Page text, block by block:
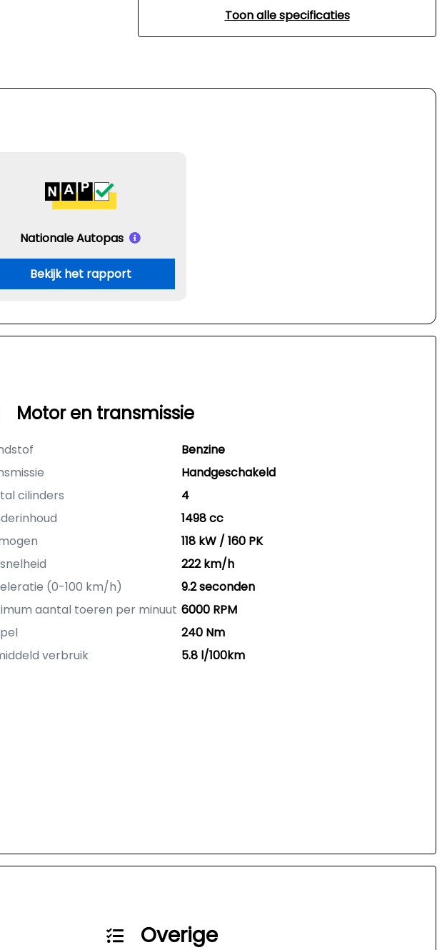
Toon alle specificaties
Nationale Autopas
Bekijk het rapport
Motor en transmissie
Benzine
Handgeschakeld
cilinders
4
1498 cc
118 kW / 160 PK
222 km/h
(0-100 km/h)
9.2 seconden
aantal toeren per minuut 6000 RPM
240 Nm
verbruik
5.8 l/100km
Overige